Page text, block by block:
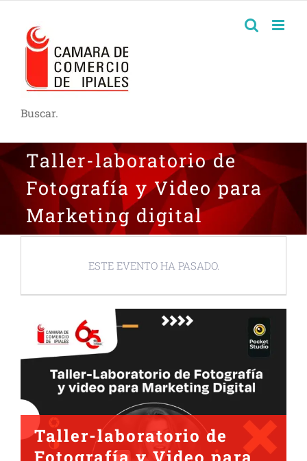
Buscar.
Taller-laboratorio de
Fotografía y Video para
Marketing digital
ESTE EVENTO HA PASADO.
Taller-laboratorio de